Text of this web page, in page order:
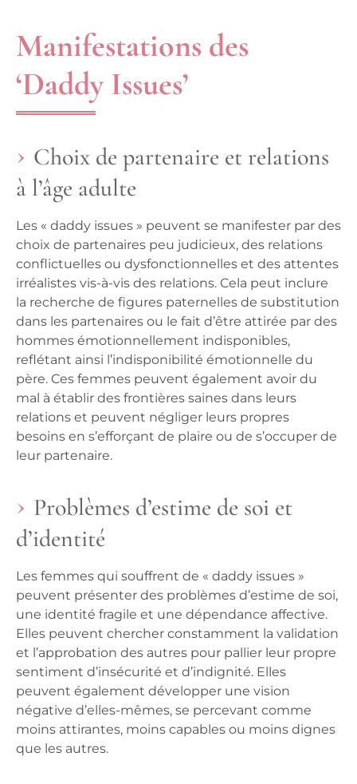
Manifestations des
‘Daddy Issues’
Choix de partenaire et relations
à l’âge adulte
Les « daddy issues » peuvent se manifester par des
choix de partenaires peu judicieux, des relations
conflictuelles ou dysfonctionnelles et des attentes
irréalistes vis-à-vis des relations. Cela peut inclure
la recherche de figures paternelles de substitution
dans les partenaires ou le fait d’être attirée par des
hommes émotionnellement indisponibles,
reflétant ainsi l’indisponibilité émotionnelle du
père. Ces femmes peuvent également avoir du
mal à établir des frontières saines dans leurs
relations et peuvent négliger leurs propres
besoins en s’efforçant de plaire ou de s’occuper de
leur partenaire.
Problèmes d’estime de soi et
d’identité
Les femmes qui souffrent de « daddy issues »
peuvent présenter des problèmes d’estime de soi,
une identité fragile et une dépendance affective.
Elles peuvent chercher constamment la validation
et l’approbation des autres pour pallier leur propre
sentiment d’insécurité et d’indignité. Elles
peuvent également développer une vision
négative d’elles-mêmes, se percevant comme
moins attirantes, moins capables ou moins dignes
que les autres.